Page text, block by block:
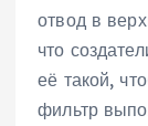
отвод в
что
её такой,
фильтр